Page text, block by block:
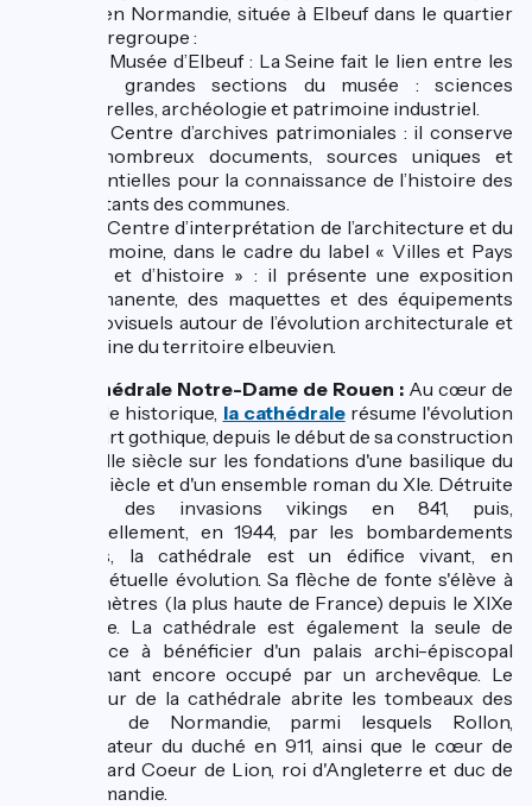
Rouen Normandie, située à Elbeuf dans le quartier
Blin, regroupe :
- Le Musée d’Elbeuf : La Seine fait le lien entre les
trois grandes sections du musée : sciences
naturelles, archéologie et patrimoine industriel.
- Le Centre d’archives patrimoniales : il conserve
de nombreux documents, sources uniques et
essentielles pour la connaissance de l’histoire des
habitants des communes.
- Le Centre d’interprétation de l’architecture et du
patrimoine, dans le cadre du label « Villes et Pays
d’art et d’histoire » : il présente une exposition
permanente, des maquettes et des équipements
audiovisuels autour de l’évolution architecturale et
urbaine du territoire elbeuvien.
Cathédrale Notre-Dame de Rouen : Au cœur de
la ville historique, la cathédralerésume l'évolution
de l'art gothique, depuis le début de sa construction
au XIIe siècle sur les fondations d'une basilique du
IVe siècle et d'un ensemble roman du XIe. Détruite
lors des invasions vikings en 841, puis,
partiellement, en 1944, par les bombardements
alliés, la cathédrale est un édifice vivant, en
perpétuelle évolution. Sa flèche de fonte s'élève à
151 mètres (la plus haute de France) depuis le XIXe
siècle. La cathédrale est également la seule de
France à bénéficier d'un palais archi-épiscopal
attenant encore occupé par un archevêque. Le
chœur de la cathédrale abrite les tombeaux des
ducs de Normandie, parmi lesquels Rollon,
fondateur du duché en 911, ainsi que le cœur de
Richard Coeur de Lion, roi d'Angleterre et duc de
Normandie.